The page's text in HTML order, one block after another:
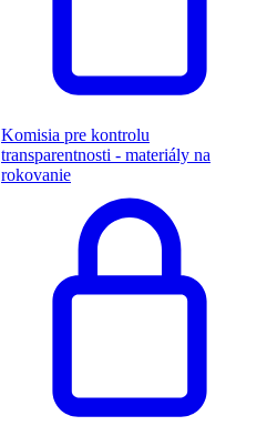
Komisia pre kontrolu
transparentnosti - materiály na
rokovanie